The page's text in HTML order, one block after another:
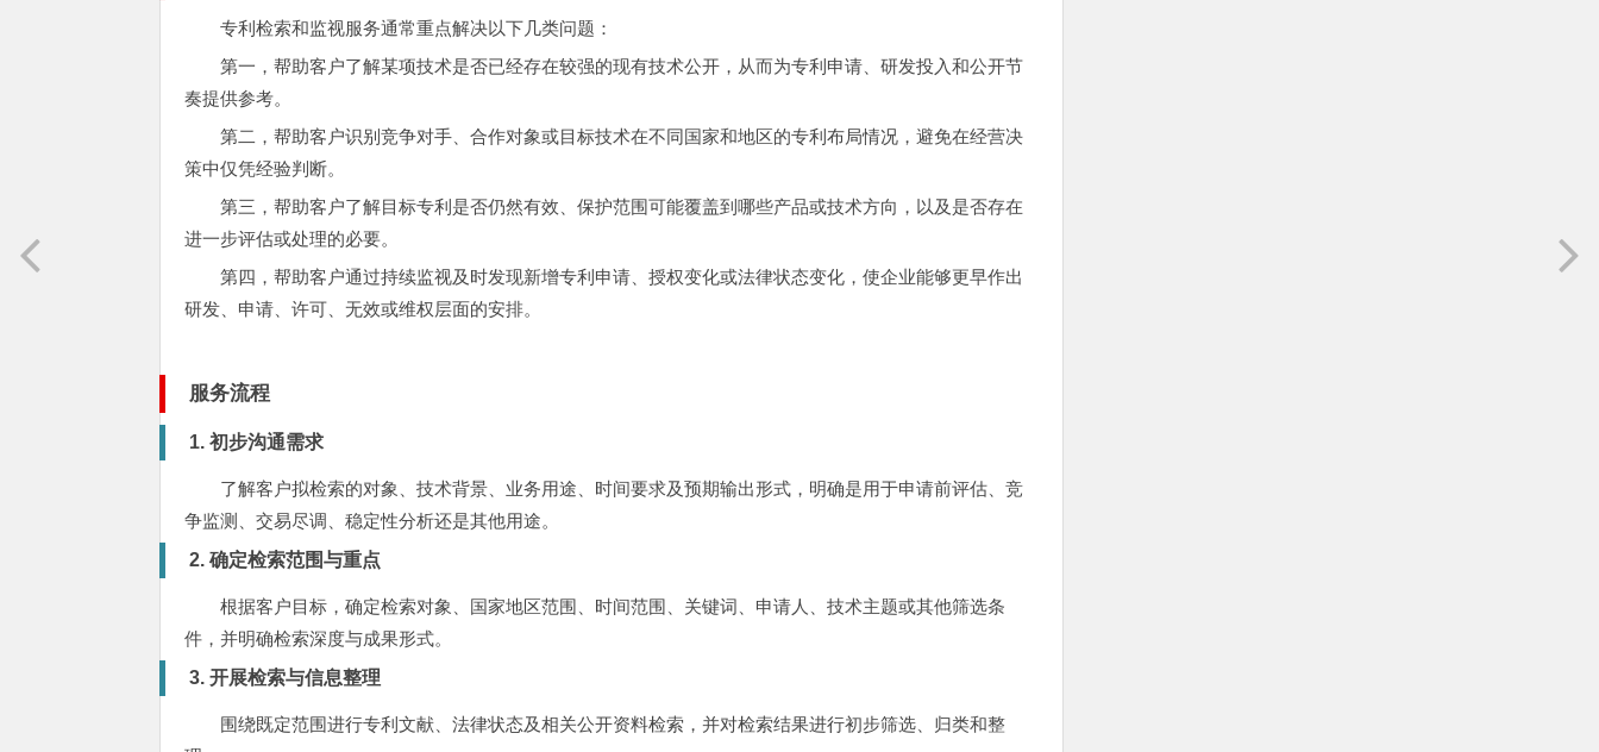
专利检索和监视服务通常重点解决以下几类问题：
第一，帮助客户了解某项技术是否已经存在较强的现有技术公开，从而为专利申请、研发投入和公开节
奏提供参考。
第二，帮助客户识别竞争对手、合作对象或目标技术在不同国家和地区的专利布局情况，避免在经营决
策中仅凭经验判断。
第三，帮助客户了解目标专利是否仍然有效、保护范围可能覆盖到哪些产品或技术方向，以及是否存在
进一步评估或处理的必要。
第四，帮助客户通过持续监视及时发现新增专利申请、授权变化或法律状态变化，使企业能够更早作出
研发、申请、许可、无效或维权层面的安排。
服务流程
1. 初步沟通需求
了解客户拟检索的对象、技术背景、业务用途、时间要求及预期输出形式，明确是用于申请前评估、竞
争监测、交易尽调、稳定性分析还是其他用途。
2. 确定检索范围与重点
根据客户目标，确定检索对象、国家地区范围、时间范围、关键词、申请人、技术主题或其他筛选条
件，并明确检索深度与成果形式。
3. 开展检索与信息整理
围绕既定范围进行专利文献、法律状态及相关公开资料检索，并对检索结果进行初步筛选、归类和整